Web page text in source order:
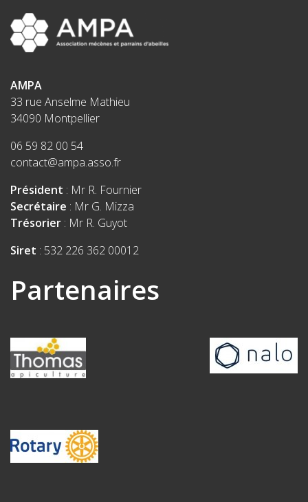
AMPA
33 rue Anselme Mathieu
34090 Montpellier
06 59 82 00 54
contact@ampa.asso.fr
Président : Mr R. Fournier
Secrétaire : Mr G. Mizza
Trésorier : Mr R. Guyot
Siret : 532 226 362 00012
Partenaires